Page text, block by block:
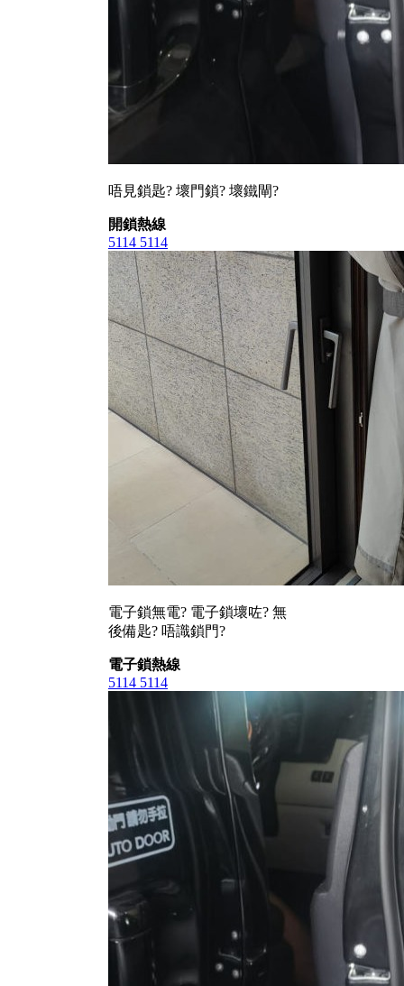
唔見鎖匙? 壞門鎖? 壞鐵閘?
開鎖熱線
5114 5114
電子鎖無電? 電子鎖壞咗? 無
後備匙? 唔識鎖門?
電子鎖熱線
5114 5114